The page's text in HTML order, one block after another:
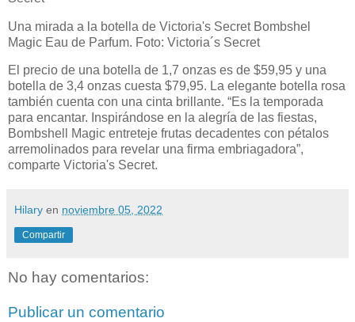
Una mirada a la botella de Victoria's Secret Bombshel ​​
Magic Eau de Parfum. Foto: Victoria´s Secret
El precio de una botella de 1,7 onzas es de $59,95 y una
botella de 3,4 onzas cuesta $79,95. La elegante botella rosa
también cuenta con una cinta brillante. “Es la temporada
para encantar. Inspirándose en la alegría de las fiestas,
Bombshell Magic entreteje frutas decadentes con pétalos
arremolinados para revelar una firma embriagadora”,
comparte Victoria's Secret.
Hilary en noviembre 05, 2022
Compartir
No hay comentarios:
Publicar un comentario